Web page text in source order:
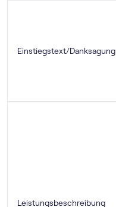
Einstiegstext/Danksagung
Leistungsbeschreibung